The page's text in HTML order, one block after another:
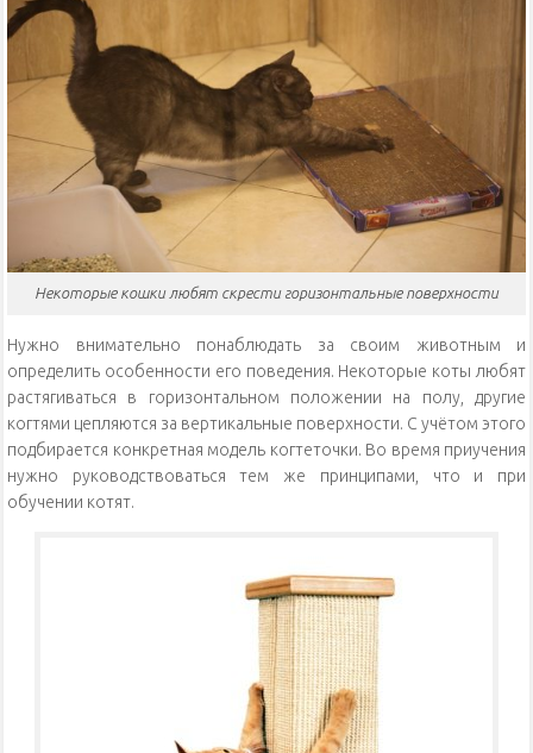
Некоторые кошки любят скрести горизонтальные поверхности
Нужно внимательно понаблюдать за своим животным и
определить особенности его поведения. Некоторые коты любят
растягиваться в горизонтальном положении на полу, другие
когтями цепляются за вертикальные поверхности. С учётом этого
подбирается конкретная модель когтеточки. Во время приучения
нужно руководствоваться тем же принципами, что и при
обучении котят.